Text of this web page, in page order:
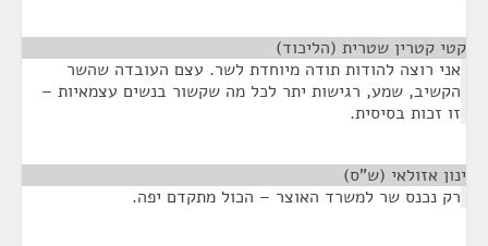
קטי קטרין שטרית (הליכוד)
אני רוצה להודות תודה מיוחדת לשר. עצם העובדה שהשר
הקשיב, שמע, רגישות יתר לכל מה שקשור בנשים עצמאיות –
זו זכות בסיסית.
ינון אזולאי (ש"ס)
רק נכנס שר למשרד האוצר – הכול מתקדם יפה.